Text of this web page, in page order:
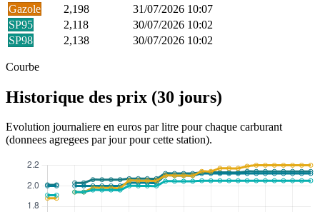
Gazole
2,198
31/07/2026 10:07
SP95
2,118
30/07/2026 10:02
SP98
2,138 30/07/2026 10:02
Courbe
Historique des prix (30 jours)
Evolution journaliere en euros par litre pour chaque carburant
(donnees agregees par jour pour cette station).